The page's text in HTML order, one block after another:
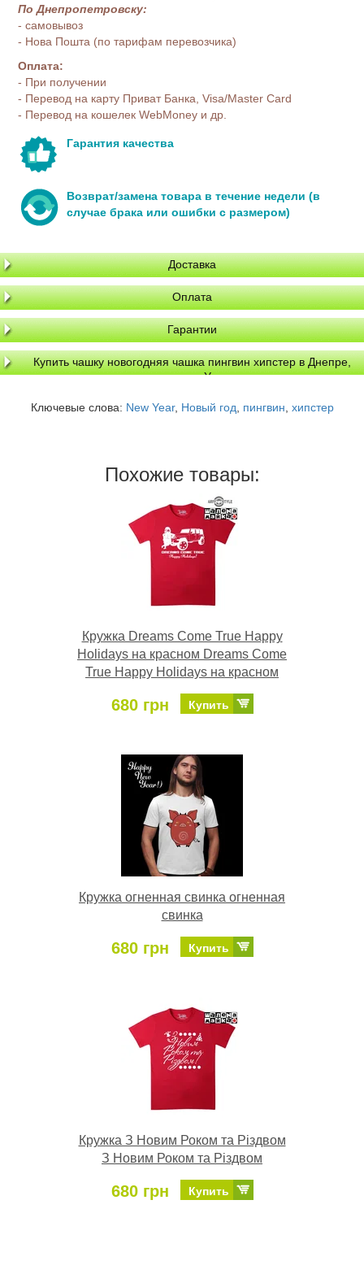
По Днепропетровску:
- самовывоз
- Нова Пошта (по тарифам перевозчика)
Оплата:
- При получении
- Перевод на карту Приват Банка, Visa/Master Card
- Перевод на кошелек WebMoney и др.
Гарантия качества
Возврат/замена товара в течение недели (в
случае брака или ошибки с размером)
Доставка
Оплата
Гарантии
Купить чашку новогодняя чашка пингвин хипстер в Днепре,
доставка по Украине
Ключевые слова: New Year, Новый год пингвин хипстер
Похожие товары:
Кружка Dreams Come True Happy
Holidays на красном Dreams Come
True Happy Holidays на красном
680 грн Купить
Кружка огненная свинка огненная
свинка
680 грн Купить
Кружка З Новим Роком та Різдвом
З Новим Роком та Різдвом
680 грн Купить